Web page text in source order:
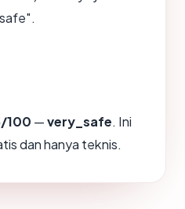
100 —very_safe. Ini
dan hanya teknis.